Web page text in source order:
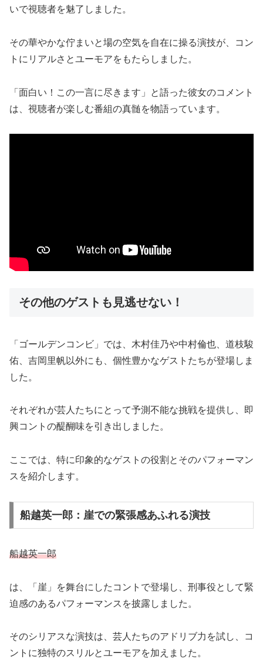
いで視聴者を魅了しました。
その華やかな佇まいと場の空気を自在に操る演技が、コン
トにリアルさとユーモアをもたらしました。
「面白い！この一言に尽きます」と語った彼女のコメント
は、視聴者が楽しむ番組の真髄を物語っています。
その他のゲストも見逃せない！
「ゴールデンコンビ」では、木村佳乃や中村倫也、道枝駿
佑、吉岡里帆以外にも、個性豊かなゲストたちが登場しま
した。
それぞれが芸人たちにとって予測不能な挑戦を提供し、即
興コントの醍醐味を引き出しました。
ここでは、特に印象的なゲストの役割とそのパフォーマン
スを紹介します。
船越英一郎：崖での緊張感あふれる演技
船越英一郎
は、「崖」を舞台にしたコントで登場し、刑事役として緊
迫感のあるパフォーマンスを披露しました。
そのシリアスな演技は、芸人たちのアドリブ力を試し、コ
ントに独特のスリルとユーモアを加えました。